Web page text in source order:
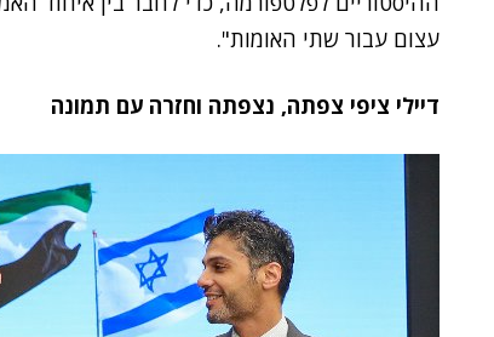
עצום עבור שתי האומות".
דיילי ציפי צפתה, נצפתה וחזרה עם תמונה